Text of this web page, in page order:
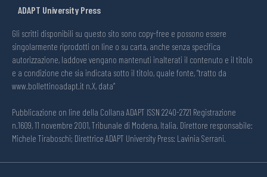
ADAPT University Press
Gli scritti disponibili su questo sito sono copy-free e possono essere
singolarmente riprodotti on line o su carta, anche senza specifica
autorizzazione, laddove vengano mantenuti inalterati il contenuto e il titolo
e a condizione che sia indicata sotto il titolo, quale fonte, “tratto da
www.bollettinoadapt.it n.X, data“
Pubblicazione on line della Collana ADAPT ISSN 2240-2721 Registrazione
n.1609, 11 novembre 2001, Tribunale di Modena, Italia. Direttore responsabile:
Michele Tiraboschi; Direttrice ADAPT University Press: Lavinia Serrani.